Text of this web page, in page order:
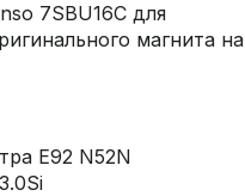
7SBU16C для
магнита на
E92 N52N